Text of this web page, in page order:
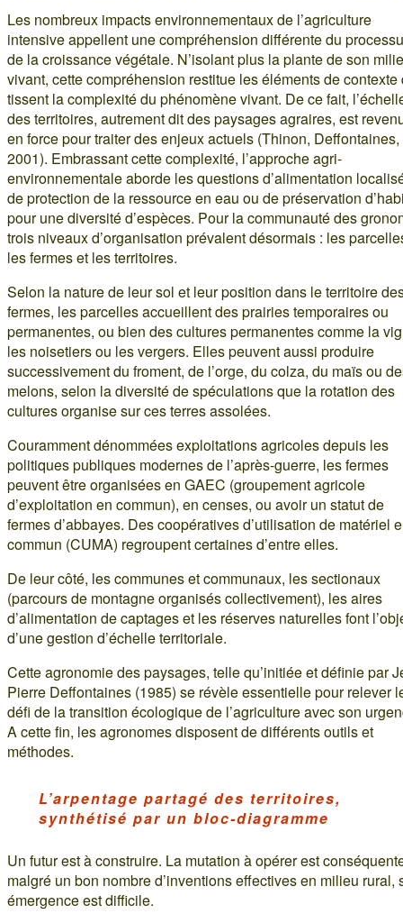
Les nombreux impacts environnementaux de l’agriculture
intensive appellent une compréhension différente du
de la croissance végétale. N’isolant plus la plante de son
vivant, cette compréhension restitue les éléments de contexte
tissent la complexité du phénomène vivant. De ce fait,
des territoires, autrement dit des paysages agraires, est
en force pour traiter des enjeux actuels (Thinon, Deffontaines,
2001). Embrassant cette complexité, l’approche agri-
environnementale aborde les questions d’alimentation
de protection de la ressource en eau ou de préservation
pour une diversité d’espèces. Pour la communauté des
trois niveaux d’organisation prévalent désormais : les
les fermes et les territoires.
Selon la nature de leur sol et leur position dans le territoire
fermes, les parcelles accueillent des prairies temporaires ou
permanentes, ou bien des cultures permanentes comme la
les noisetiers ou les vergers. Elles peuvent aussi produire
successivement du froment, de l’orge, du colza, du maïs ou
melons, selon la diversité de spéculations que la rotation des
cultures organise sur ces terres assolées.
Couramment dénommées exploitations agricoles depuis les
politiques publiques modernes de l’après-guerre, les fermes
peuvent être organisées en GAEC (groupement agricole
d’exploitation en commun), en censes, ou avoir un statut de
fermes d’abbayes. Des coopératives d’utilisation de matériel
commun (CUMA) regroupent certaines d’entre elles.
De leur côté, les communes et communaux, les sectionaux
(parcours de montagne organisés collectivement), les aires
d’alimentation de captages et les réserves naturelles font
d’une gestion d’échelle territoriale.
Cette agronomie des paysages, telle qu’initiée et définie par
Pierre Deffontaines (1985) se révèle essentielle pour relever
défi de la transition écologique de l’agriculture avec son
A cette fin, les agronomes disposent de différents outils et
méthodes.
L’arpentage partagé des territoires,
synthétisé par un bloc-diagramme
Un futur est à construire. La mutation à opérer est
malgré un bon nombre d’inventions effectives en milieu rural,
émergence est difficile.